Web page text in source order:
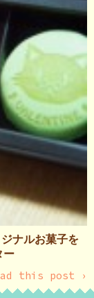
ナルお菓子を
ー
this post ›